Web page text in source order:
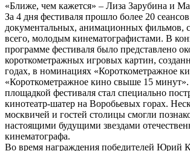
«Ближе, чем кажется» – Лиза Зарубина и
За 4 дня фестиваля прошло более 20
документальных, анимационных фильмов,
всего, молодым кинематографистами. В
программе фестиваля было представлено
короткометражных игровых картин,
годах, в номинациях «Короткометражное
«Короткометражное кино свыше 15
площадкой фестиваля стал специально
кинотеатр-шатер на Воробьевых горах.
москвичей и гостей столицы смогли
настоящими будущими звездами
кинематографа.
Во время награждения победителей Юрий